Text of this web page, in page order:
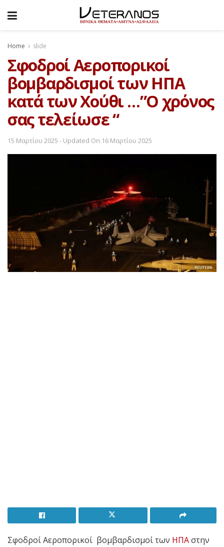
Home slide
Σφοδροί Αεροπορικοί
βομβαρδισμοί των ΗΠΑ
κατά των Χούθι …”Ο χρόνος
σας τελείωσε “
15 Μαρτίου 2025 - Updated On 16 Μαρτίου 2025
Σφοδροί Αεροπορικοί βομβαρδισμοί των ΗΠΑστην